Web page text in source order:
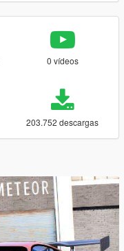
0 vídeos
203.752 descargas